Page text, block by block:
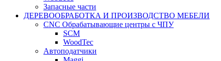
Запасные части
ДЕРЕВООБРАБОТКА И ПРОИЗВОДСТВО МЕБЕЛИ
CNC Обрабатывающие центры с ЧПУ
SCM
WoodTec
Автоподатчики